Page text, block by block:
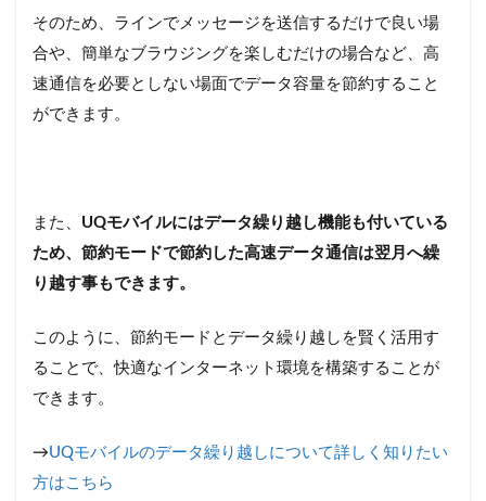
そのため、ラインでメッセージを送信するだけで良い場
合や、簡単なブラウジングを楽しむだけの場合など、高
速通信を必要としない場面でデータ容量を節約すること
ができます。
また、 UQモバイルにはデータ繰り越し機能も付いている
ため、節約モードで節約した高速データ通信は翌月へ繰
り越す事もできます。
このように、節約モードとデータ繰り越しを賢く活用す
ることで、快適なインターネット環境を構築することが
できます。
→UQモバイルのデータ繰り越しについて詳しく知りたい
方はこちら